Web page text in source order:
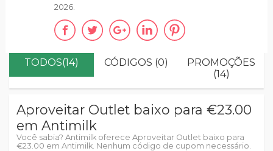
TODOS(14) CÓDIGOS (0)
PROMOÇÕES
(14)
Aproveitar Outlet baixo para €23.00
em Antimilk
Você sabia? Antimilk oferece Aproveitar Outlet baixo para
€23.00 em Antimilk. Nenhum código de cupom necessário.
2026.